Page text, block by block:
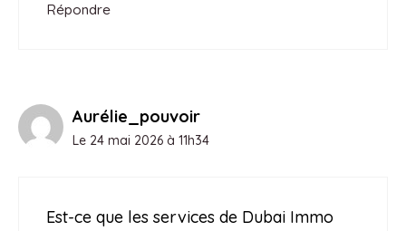
Répondre
Aurélie_pouvoir
Le 24 mai 2026 à 11h34
Est-ce que les services de Dubai Immo